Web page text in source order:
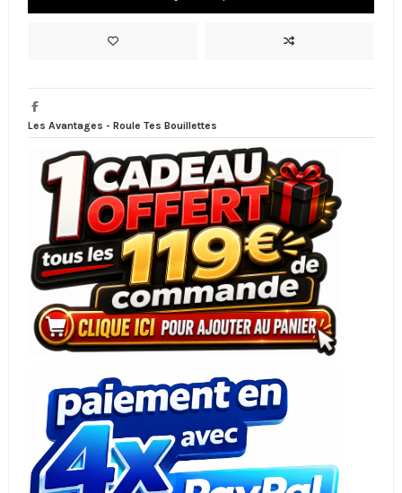
Les Avantages - Roule Tes Bouillettes